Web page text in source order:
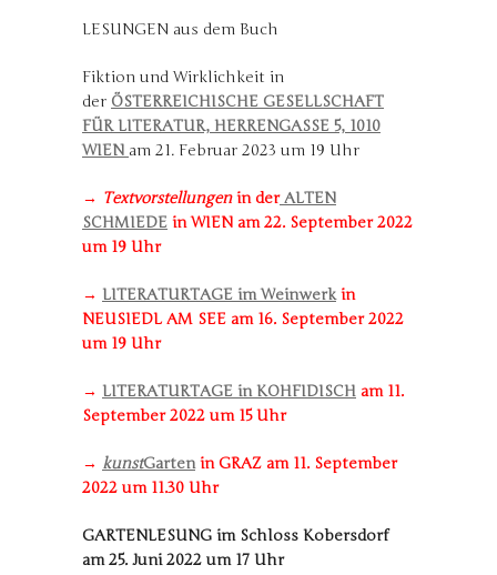
LESUNGEN aus dem Buch
Fiktion und Wirklichkeit in
der ÖSTERREICHISCHE GESELLSCHAFT
FÜR LITERATUR, HERRENGASSE 5, 1010
WIEN am 21. Februar 2023 um 19 Uhr
→ Textvorstellungenin derALTEN
SCHMIEDE in WIEN am 22. September 2022
um 19 Uhr
→ LITERATURTAGE im Weinwerkin
NEUSIEDL AM SEE am 16. September 2022
um 19 Uhr
→ LITERATURTAGE in KOHFIDISCH am 11.
September 2022 um 15 Uhr
→ kunstGartenin GRAZ am 11. September
2022 um 11.30 Uhr
GARTENLESUNG im Schloss Kobersdorf
am 25. Juni 2022 um 17 Uhr